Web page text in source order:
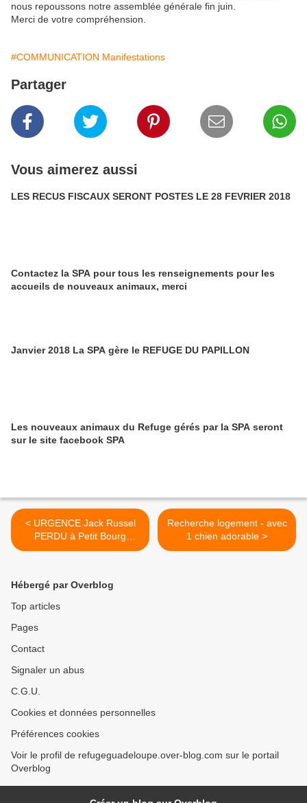
nous repoussons notre assemblée générale fin juin.
Merci de votre compréhension.
#COMMUNICATION Manifestations
Partager
Vous aimerez aussi
LES RECUS FISCAUX SERONT POSTES LE 28 FEVRIER 2018
Contactez la SPA pour tous les renseignements pour les
accueils de nouveaux animaux, merci
Janvier 2018 La SPA gère le REFUGE DU PAPILLON
Les nouveaux animaux du Refuge gérés par la SPA seront
sur le site facebook SPA
< URGENCE Jack Russel
PERDU à Petit Bourg
COLIN
Recherche logement - avec
1 chien adorable >
Hébergé par Overblog
Top articles
Pages
Contact
Signaler un abus
C.G.U.
Cookies et données personnelles
Préférences cookies
Voir le profil de refugeguadeloupe.over-blog.com sur le portail
Overblog